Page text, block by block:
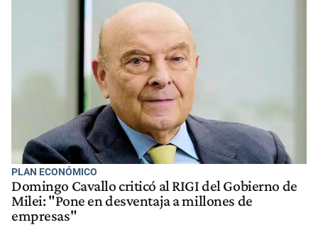
PLAN ECONÓMICO
Domingo Cavallo criticó al RIGI del Gobierno de
Milei: "Pone en desventaja a millones de
empresas"